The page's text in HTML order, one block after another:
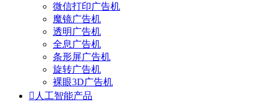
微信打印广告机
魔镜广告机
透明广告机
全息广告机
条形屏广告机
旋转广告机
裸眼3D广告机
 人工智能产品